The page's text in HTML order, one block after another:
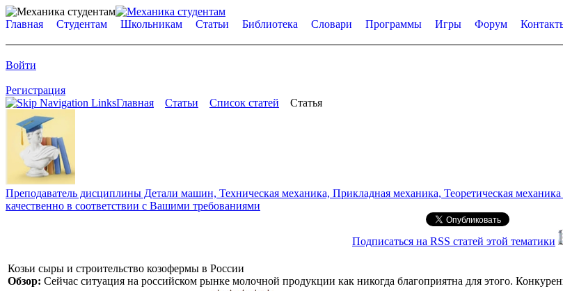
Главная Студентам Школьникам Статьи Библиотека Словари Программы Игры Форум
Войти
Регистрация
Главная
Статьи Список статей Статья
Преподаватель дисциплины Детали машин, Техническая механика, Прикладная механика, Теоретическая
качественно в соответствии с Вашими требованиями
Подписаться на RSS статей этой тематики
Козьи сыры и строительство козофермы в России
Обзор: Сейчас ситуация на российском рынке молочной продукции как никогда благоприятна для этого.